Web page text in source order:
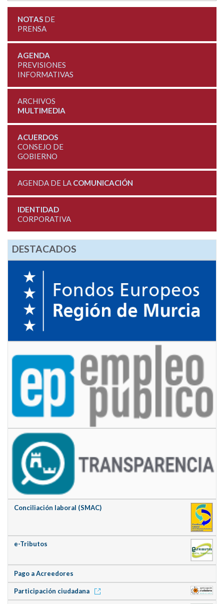
NOTASDE
PRENSA
AGENDA
PREVISIONES
INFORMATIVAS
ARCHIVOS
MULTIMEDIA
ACUERDOS
CONSEJO DE
GOBIERNO
AGENDA DE LA COMUNICACIÓN
IDENTIDAD
CORPORATIVA
DESTACADOS
Conciliación laboral (SMAC)
e-Tributos
Pago a Acreedores
Participación ciudadana